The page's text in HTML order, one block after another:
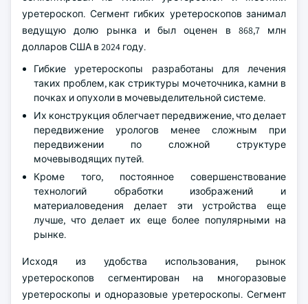
уретероскоп. Сегмент гибких уретероскопов занимал
ведущую долю рынка и был оценен в 868,7 млн
долларов США в 2024 году.
Гибкие уретероскопы разработаны для лечения
таких проблем, как стриктуры мочеточника, камни в
почках и опухоли в мочевыделительной системе.
Их конструкция облегчает передвижение, что делает
передвижение урологов менее сложным при
передвижении по сложной структуре
мочевыводящих путей.
Кроме того, постоянное совершенствование
технологий обработки изображений и
материаловедения делает эти устройства еще
лучше, что делает их еще более популярными на
рынке.
Исходя из удобства использования, рынок
уретероскопов сегментирован на многоразовые
уретероскопы и одноразовые уретероскопы. Сегмент